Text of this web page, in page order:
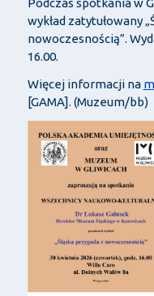
wykład zatytułowany
nowoczesnością”.
16.00.
Więcej informacji na
[GAMA]. (Muzeum/bb)